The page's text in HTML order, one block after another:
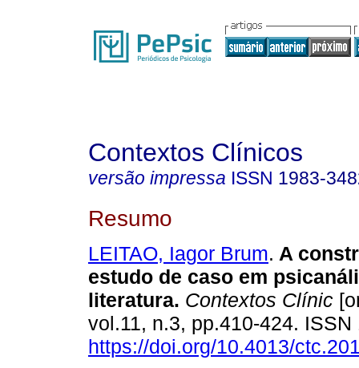
Contextos Clínicos
versão impressa ISSN 1983-
Resumo
LEITAO, Iagor Brum. A
estudo de caso em
literatura. Contextos Clínic
vol.11, n.3, pp.410-424.
https://doi.org/10.4013/